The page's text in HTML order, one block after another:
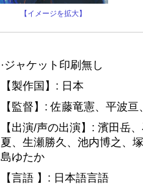
【イメージを拡大】
·ジャケット印刷無し
【製作国】: 日本
【監督】: 佐藤竜憲、平波
【出演/声の出演】: 濱田岳
夏、生瀬勝久、池内博之、
島ゆたか
【言語 】: 日本語言語